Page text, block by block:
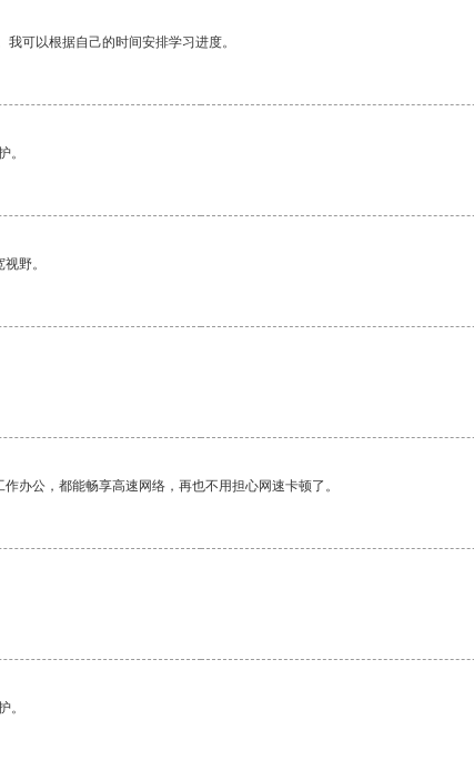
可以根据自己的时间安排学习进度。
。
野。
办公，都能畅享高速网络，再也不用担心网速卡顿了。
。